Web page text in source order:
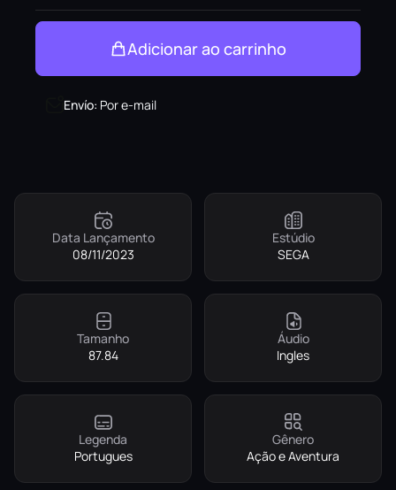
Adicionar ao carrinho
Envío: Por e-mail
Data Lançamento
08/11/2023
Estúdio
SEGA
Tamanho
87.84
Áudio
Ingles
Legenda
Portugues
Gênero
Ação e Aventura